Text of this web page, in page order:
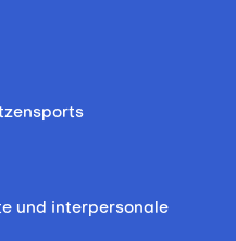
und interpersonale